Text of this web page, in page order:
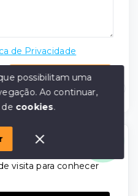
de Privacidade
E-mail
visita para conhecer
Olá! em posso ajudar?
possibilitam uma
Ao continuar,
cookies.